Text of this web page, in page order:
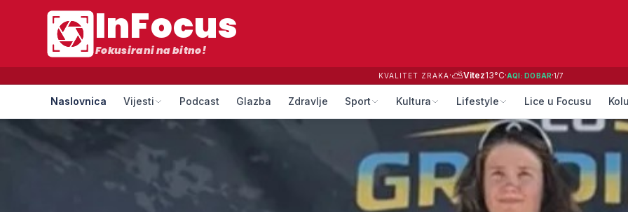
InFocus
Fokusirani na bitno!
KVALITET ZRAKA·⛅Vitez13°C·AQI: DOBAR·1/7
Naslovnica Vijesti Podcast Glazba Zdravlje Sport Kultura Lifestyle Lice u Focusu